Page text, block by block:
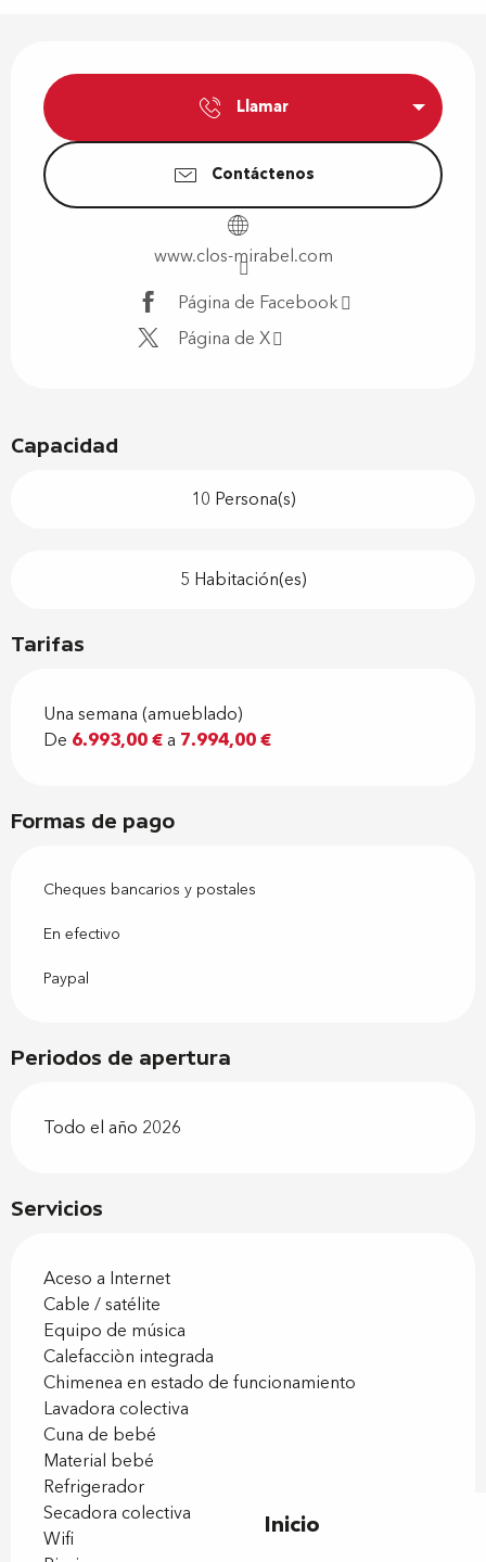
Inicio
Llamar
Contáctenos
www.clos-mirabel.com
Página de Facebook
Página de X
Capacidad
10 Persona(s)
5 Habitación(es)
Servicios
Aceso a Internet
Cable / satélite
Equipo de música
Calefacciòn integrada
Chimenea en estado de funcionamiento
Lavadora colectiva
Cuna de bebé
Material bebé
Refrigerador
Secadora colectiva
Wifi
Tarifas
Una semana (amueblado)
De 6.993,00 €a 7.994,00 €
Formas de pago
Cheques bancarios y postales
En efectivo
Paypal
Periodos de apertura
Todo el año 2026